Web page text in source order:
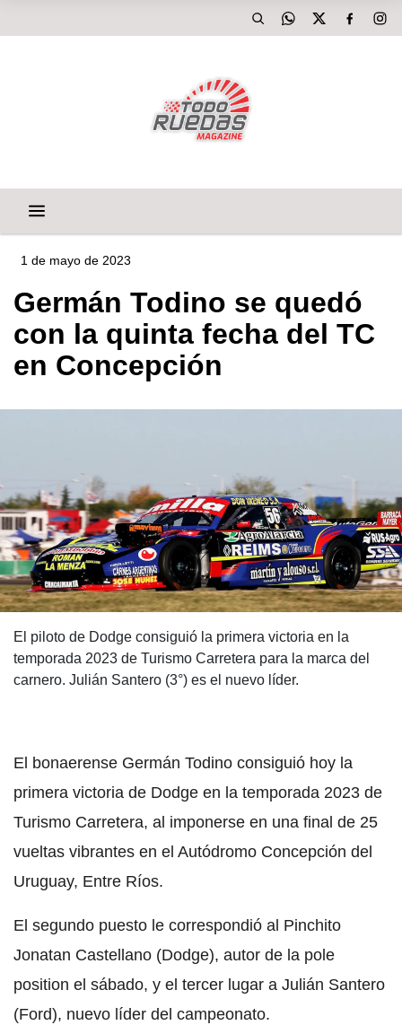
1 de mayo de 2023
Germán Todino se quedó
con la quinta fecha del TC
en Concepción
El piloto de Dodge consiguió la primera victoria en la
temporada 2023 de Turismo Carretera para la marca del
carnero. Julián Santero (3°) es el nuevo líder.
El bonaerense Germán Todino consiguió hoy la
primera victoria de Dodge en la temporada 2023 de
Turismo Carretera, al imponerse en una final de 25
vueltas vibrantes en el Autódromo Concepción del
Uruguay, Entre Ríos.
El segundo puesto le correspondió al Pinchito
Jonatan Castellano (Dodge), autor de la pole
position el sábado, y el tercer lugar a Julián Santero
(Ford), nuevo líder del campeonato.